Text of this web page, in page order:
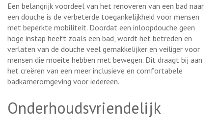
Een belangrijk voordeel van het renoveren van een bad naar
een douche is de verbeterde toegankelijkheid voor mensen
met beperkte mobiliteit. Doordat een inloopdouche geen
hoge instap heeft zoals een bad, wordt het betreden en
verlaten van de douche veel gemakkelijker en veiliger voor
mensen die moeite hebben met bewegen. Dit draagt bij aan
het creëren van een meer inclusieve en comfortabele
badkameromgeving voor iedereen.
Onderhoudsvriendelijk